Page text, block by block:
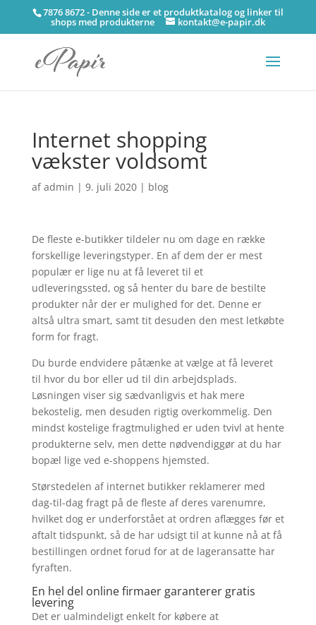
7876 8672 - Denne side er et produktkatalog og linker til
shops med produkterne kontakt@e-papir.dk
Internet shopping
vækster voldsomt
afadmin | 9. juli 2020| blog
De fleste e-butikker tildeler nu om dage en række
forskellige leveringstyper. En af dem der er mest
populær er lige nu at få leveret til et
udleveringssted, og så henter du bare de bestilte
produkter når der er mulighed for det. Denne er
altså ultra smart, samt tit desuden den mest letkøbte
form for fragt.
Du burde endvidere påtænke at vælge at få leveret
til hvor du bor eller ud til din arbejdsplads.
Løsningen viser sig sædvanligvis et hak mere
bekostelig, men desuden rigtig overkommelig. Den
mindst kostelige fragtmulighed er uden tvivl at hente
produkterne selv, men dette nødvendiggør at du har
bopæl lige ved e-shoppens hjemsted.
Størstedelen af internet butikker reklamerer med
dag-til-dag fragt på de fleste af deres varenumre,
hvilket dog er underforstået at ordren aflægges før et
aftalt tidspunkt, så de har udsigt til at kunne nå at få
bestillingen ordnet forud for at de lageransatte har
fyraften.
En hel del online firmaer garanterer gratis
levering
Det er ualmindeligt enkelt for købere at